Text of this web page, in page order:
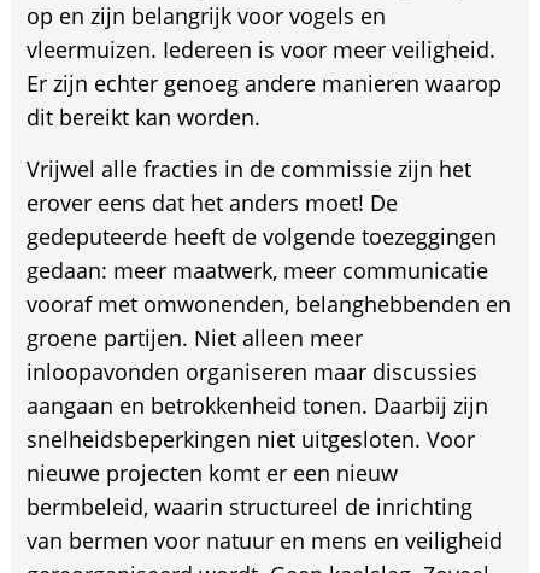
op en zijn belangrijk voor vogels en
vleermuizen. Iedereen is voor meer veiligheid.
Er zijn echter genoeg andere manieren waarop
dit bereikt kan worden.
Vrijwel alle fracties in de commissie zijn het
erover eens dat het anders moet! De
gedeputeerde heeft de volgende toezeggingen
gedaan: meer maatwerk, meer communicatie
vooraf met omwonenden, belanghebbenden en
groene partijen. Niet alleen meer
inloopavonden organiseren maar discussies
aangaan en betrokkenheid tonen. Daarbij zijn
snelheidsbeperkingen niet uitgesloten. Voor
nieuwe projecten komt er een nieuw
bermbeleid, waarin structureel de inrichting
van bermen voor natuur en mens en veiligheid